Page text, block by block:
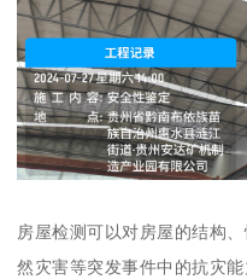
房屋检测可以对房屋的结构
然灾害等突发事件中的抗灾